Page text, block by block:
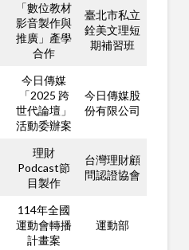
「數位教材
影音製作與
推廣」產學
合作
臺北市私立
銓美文理短
期補習班
今日傳媒
「2025 跨
世代論壇」
活動委辦案
今日傳媒股
份有限公司
理財
Podcast節
目製作
台灣理財顧
問認證協會
114年全國
運動會轉播
計畫案
運動部